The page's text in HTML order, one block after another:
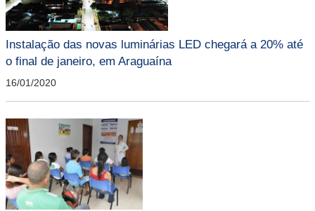
Instalação das novas luminárias LED chegará a 20% até
o final de janeiro, em Araguaína
16/01/2020